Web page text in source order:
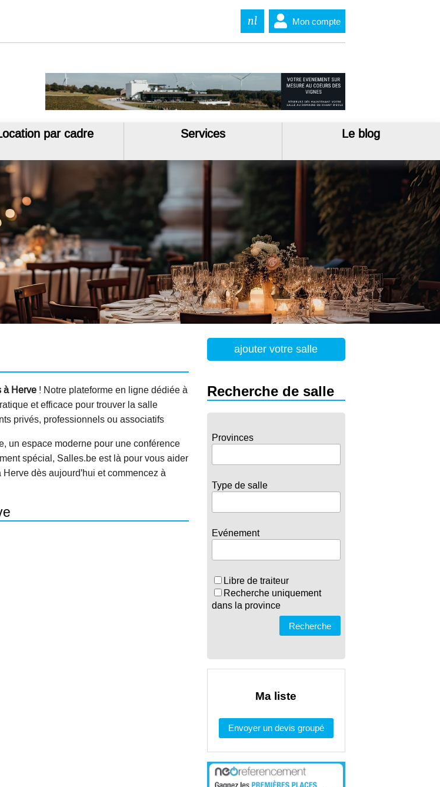
nl Mon compte
par cadre Services Le blog
à Herve ! Notre plateforme en ligne dédiée à
et efficace pour trouver la salle
privés, professionnels ou associatifs
un espace moderne pour une conférence
spécial, Salles.be est là pour vous aider
dès aujourd'hui et commencez à
ajouter votre salle
Recherche de salle
Provinces
Type de salle
Evénement
Libre de traiteur
Recherche uniquement
dans la province
Recherche
Ma liste
Envoyer un devis groupé